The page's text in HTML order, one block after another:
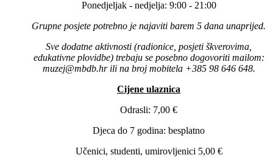
Ponedjeljak - nedjelja: 9:00 - 21:00
Grupne posjete potrebno je najaviti barem 5 dana unaprijed.
Sve dodatne aktivnosti (radionice, posjeti škverovima,
edukativne plovidbe) trebaju se posebno dogovoriti mailom:
muzej@mbdb.hr ili na broj mobitela +385 98 646 648.
Cijene ulaznica
Odrasli: 7,00 €
Djeca do 7 godina: besplatno
Učenici, studenti, umirovljenici 5,00 €